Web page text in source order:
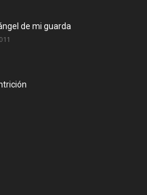
de mi guarda